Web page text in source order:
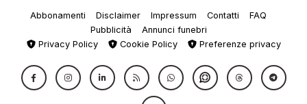
Abbonamenti Disclaimer Impressum Contatti
FAQ
Pubblicità
Annunci funebri
Privacy Policy
Cookie Policy Preferenze privacy